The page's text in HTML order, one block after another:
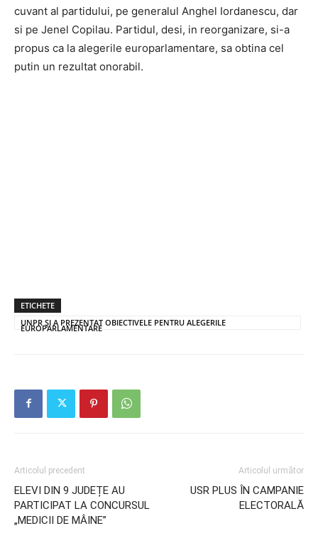
cuvant al partidului, pe generalul Anghel Iordanescu, dar
si pe Jenel Copilau. Partidul, desi, in reorganizare, si-a
propus ca la alegerile europarlamentare, sa obtina cel
putin un rezultat onorabil.
ETICHETE
UNPR ȘI A PREZENTAT OBIECTIVELE PENTRU ALEGERILE
EUROPARLAMENTARE
Articolul precedent
ELEVI DIN 9 JUDEȚE AU
PARTICIPAT LA CONCURSUL
„MEDICII DE MÂINE”
Articolul următor
USR PLUS ÎN CAMPANIE
ELECTORALĂ